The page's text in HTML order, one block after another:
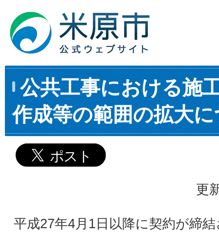
公共工事における施
作成等の範囲の拡大
更
平成27年4月1日以降に契約が締